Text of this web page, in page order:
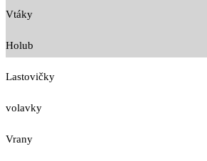
Vtáky
Holub
Lastovičky
volavky
Vrany